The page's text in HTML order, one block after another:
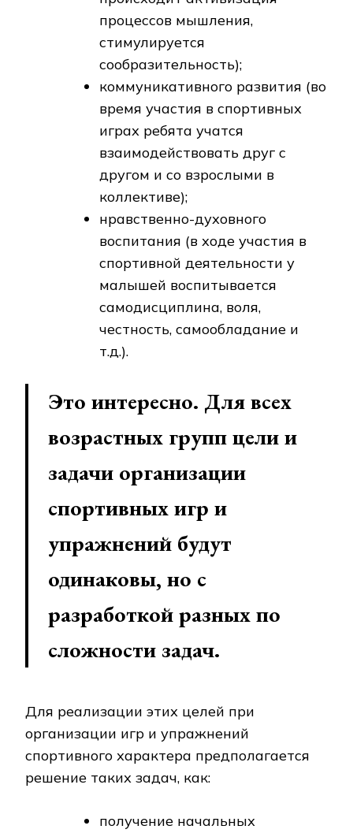
процессов мышления,
стимулируется
сообразительность);
коммуникативного развития (во
время участия в спортивных
играх ребята учатся
взаимодействовать друг с
другом и со взрослыми в
коллективе);
нравственно-духовного
воспитания (в ходе участия в
спортивной деятельности у
малышей воспитывается
самодисциплина, воля,
честность, самообладание и
т.д.).
Это интересно. Для всех
возрастных групп цели и
задачи организации
спортивных игр и
упражнений будут
одинаковы, но с
разработкой разных по
сложности задач.
Для реализации этих целей при
организации игр и упражнений
спортивного характера предполагается
решение таких задач, как:
получение начальных